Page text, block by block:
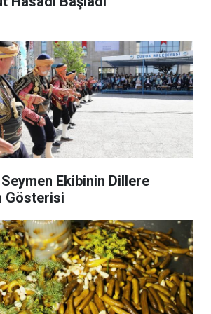
Ekibinin Dillere
Gösterisi